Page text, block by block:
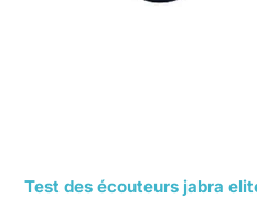
Test des écouteurs jabra